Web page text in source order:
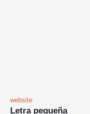
website
Letra pequeña